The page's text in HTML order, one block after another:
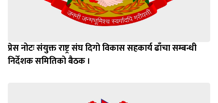
प्रेस नोटः संयुक्त राष्ट्र संघ दिगो विकास सहकार्य ढाँचा सम्बन्धी
निर्देशक समितिको बैठक ।